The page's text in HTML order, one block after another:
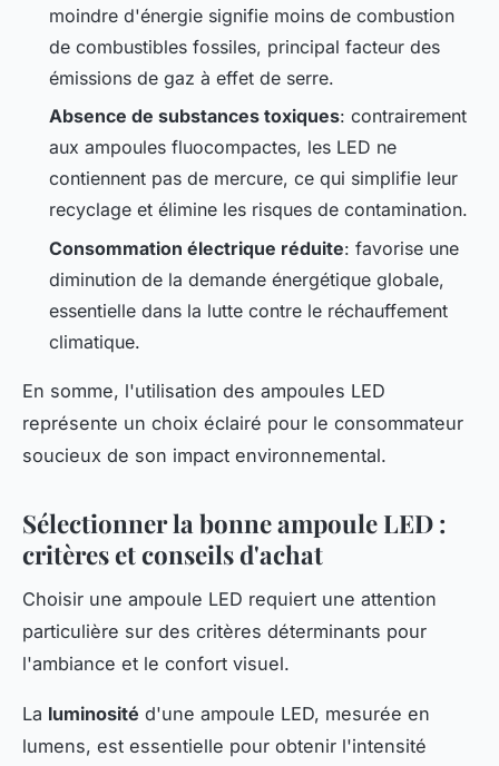
moindre d'énergie signifie moins de combustion
de combustibles fossiles, principal facteur des
émissions de gaz à effet de serre.
Absence de substances toxiques: contrairement
aux ampoules fluocompactes, les LED ne
contiennent pas de mercure, ce qui simplifie leur
recyclage et élimine les risques de contamination.
Consommation électrique réduite: favorise une
diminution de la demande énergétique globale,
essentielle dans la lutte contre le réchauffement
climatique.
En somme, l'utilisation des ampoules LED
représente un choix éclairé pour le consommateur
soucieux de son impact environnemental.
Sélectionner la bonne ampoule LED :
critères et conseils d'achat
Choisir une ampoule LED requiert une attention
particulière sur des critères déterminants pour
l'ambiance et le confort visuel.
La luminosité d'une ampoule LED, mesurée en
lumens, est essentielle pour obtenir l'intensité